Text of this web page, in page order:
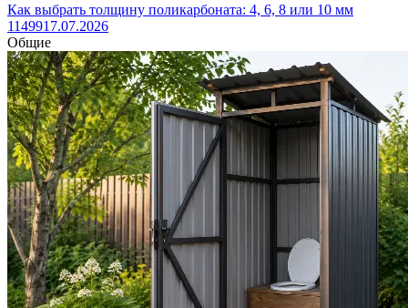
Как выбрать толщину поликарбоната: 4, 6, 8 или 10 мм
1149917.07.2026
Общие